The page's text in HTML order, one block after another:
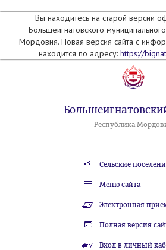
Вы находитесь на старой версии
Большеигнатовского
Мордовия. Новая версия сайта с
находится по адресу: https://
Республика
Сельские
Меню сайта
Электронная
Полная версия
Вход в личный